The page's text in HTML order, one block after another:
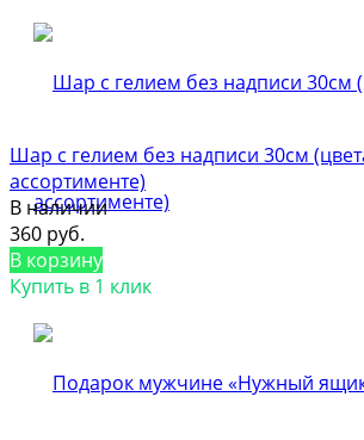
Шар с гелием без надписи 30см
ассортименте)
В наличии
360 руб.
В корзину
Купить в 1 клик